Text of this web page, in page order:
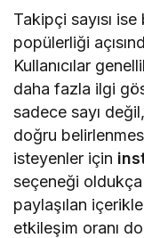
Takipçi sayısı
popülerliği
Kullanıcılar
daha fazla ilgi
sadece sayı
doğru
isteyenler için
seçeneği oldukça
paylaşılan
etkileşim oranı